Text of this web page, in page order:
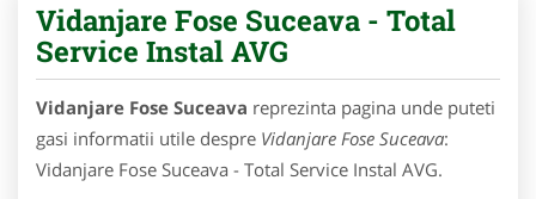
Vidanjare Fose Suceava - Total
Service Instal AVG
Vidanjare Fose Suceava reprezinta pagina unde puteti
gasi informatii utile despre Vidanjare Fose Suceava:
Vidanjare Fose Suceava - Total Service Instal AVG.